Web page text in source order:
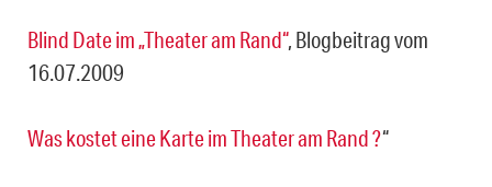
Blind Date im „Theater am Rand“, Blogbeitrag vom
16.07.2009
Was kostet eine Karte im Theater am Rand ?“